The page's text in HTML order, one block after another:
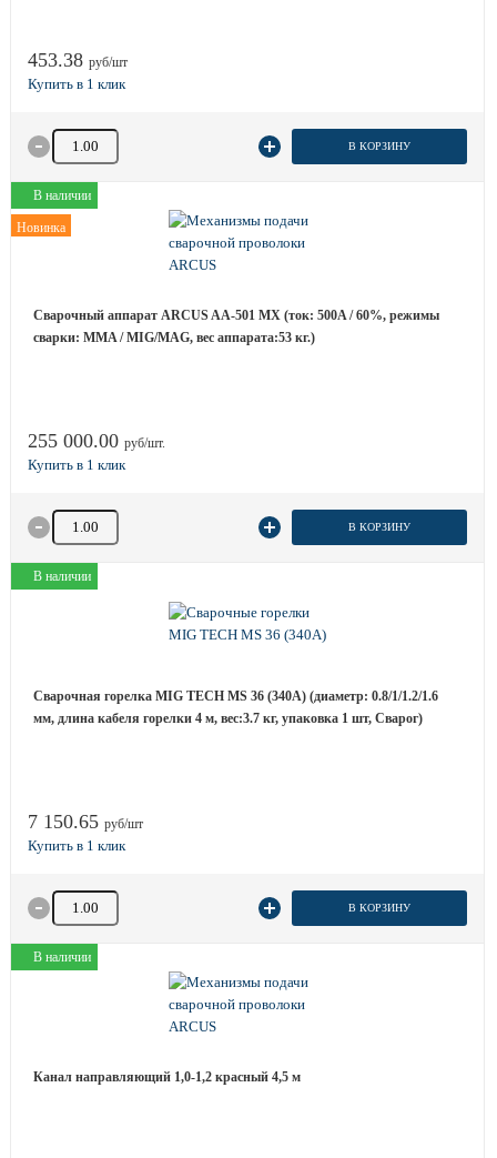
453.38 руб/шт
Количество товара В КОРЗИНУ
В наличии
Новинка
Сварочный аппарат ARCUS AA-501 MX (ток: 500A / 60%, режимы
сварки: MMA / MIG/MAG, вес аппарата:53 кг.)
255 000.00 руб/шт.
Количество товара В КОРЗИНУ
В наличии
Сварочная горелка MIG TECH MS 36 (340A) (диаметр: 0.8/1/1.2/1.6
мм, длина кабеля горелки 4 м, вес:3.7 кг, упаковка 1 шт, Сварог)
7 150.65 руб/шт
Количество товара В КОРЗИНУ
В наличии
Канал направляющий 1,0-1,2 красный 4,5 м